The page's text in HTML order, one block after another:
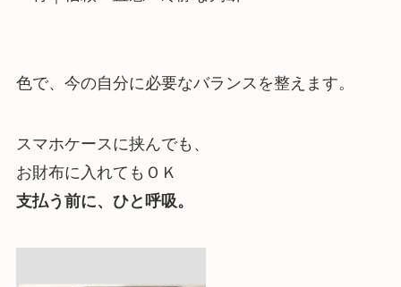
色で、今の自分に必要なバランスを整えます。
スマホケースに挟んでも、
お財布に入れてもＯＫ
支払う前に、ひと呼吸。